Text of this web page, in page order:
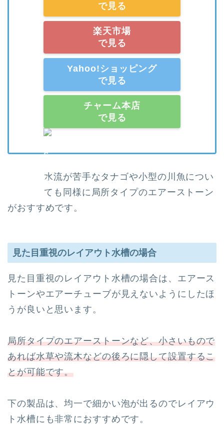
で見る
楽天市場
で見る
Yahoo!ショッピング
で見る
チャーム本店
で見る
水流が苦手なタナゴや小型の川魚につい
ても同様に局所タイプのエアーストーン
がおすすめです。
見た目重視のレイアウト水槽の場合
見た目重視のレイアウト水槽の場合は、エアース
トーンやエアーチューブが見えないようにしたほ
うが良いと思います。
局所タイプのエアーストーンなど、小さいもので
あれば水草や流木などの後ろに隠して設置するこ
とが可能です。
下の製品は、均一で細かい泡が出るのでレイアウ
ト水槽にも非常におすすめです。